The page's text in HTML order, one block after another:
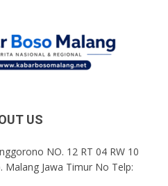
US
NO. 12 RT 04 RW 10
Malang Jawa Timur No Telp: